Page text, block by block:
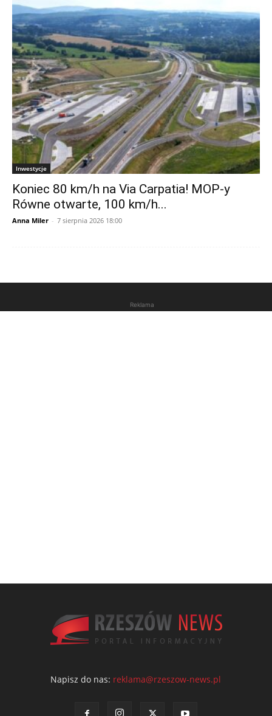
Inwestycje
Koniec 80 km/h na Via Carpatia! MOP-y
Równe otwarte, 100 km/h...
Anna Miler - 7 sierpnia 2026 18:00
Reklama
Napisz do nas: reklama@rzeszow-news.pl